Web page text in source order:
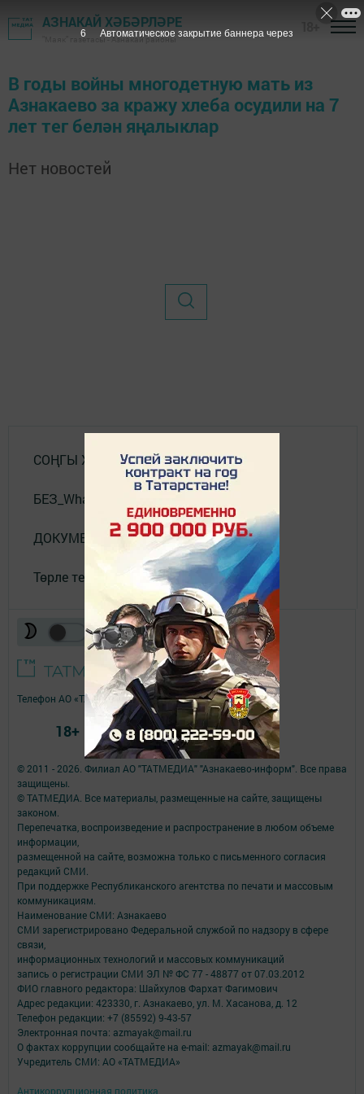
АЗНАКАЙ ХӘБӘРЛӘРЕ
"Маяк" газетасы - Азнакай районы
В годы войны многодетную мать из
Азнакаево за кражу хлеба осудили на 7
лет тег белән яңалыклар
Нет новостей
СОҢГЫ ХӘБӘРЛӘР
БЕЗ_WhatsApp_та
ДОКУМЕНТЛАР
Төрле темалар
© 2011 - 2026. Филиал АО "ТАТМЕДИА" "Азнакаево-информ". Все права
защищены.
© ТАТМЕДИА. Все материалы, размещенные на сайте, защищены
законом.
Перепечатка, воспроизведение и распространение в любом объеме
информации,
размещенной на сайте, возможна только с письменного согласия
редакций СМИ.
При поддержке Республиканского агентства по печати и массовым
коммуникациям.
Наименование СМИ: Азнакаево
СМИ зарегистрировано Федеральной службой по надзору в сфере
связи,
информационных технологий и массовых коммуникаций
запись о регистрации СМИ ЭЛ № ФС 77 - 48877 от 07.03.2012
ФИО главного редактора: Шайхулов Фархат Фагимович
Адрес редакции: 423330, г. Азнакаево, ул. М. Хасанова, д. 12
Телефон редакции: +7 (85592) 9-43-57
Электронная почта: azmayak@mail.ru
О фактах коррупции сообщайте на e-mail: azmayak@mail.ru
Учредитель СМИ: АО «ТАТМЕДИА»
Антикоррупционная политика
Телефон АО «ТАТМЕДИА»:(843) 222 09 84
18+
6 Автоматическое закрытие баннера через